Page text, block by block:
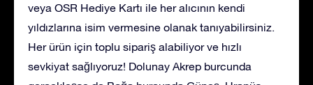
veya OSR Hediye Kartı ile her alıcının kendi
yıldızlarına isim vermesine olanak tanıyabilirsiniz.
Her ürün için toplu sipariş alabiliyor ve hızlı
sevkiyat sağlıyoruz! Dolunay Akrep burcunda